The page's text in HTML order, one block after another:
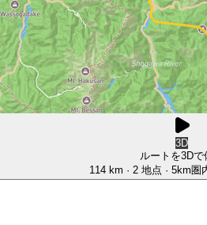
3D
ルートを3Dで
114 km · 2 地点 · 5km圏